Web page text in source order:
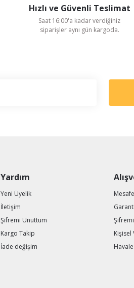
Hızlı ve Güvenli Teslimat
Saat 16:00'a kadar verdiğiniz
siparişler aynı gün kargoda.
Yardım
Yeni Üyelik
İletişim
Şifremi Unuttum
Kargo Takip
İade değişim
Kişisel